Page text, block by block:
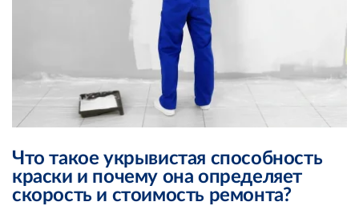
Что такое укрывистая способность
краски и почему она определяет
скорость и стоимость ремонта?